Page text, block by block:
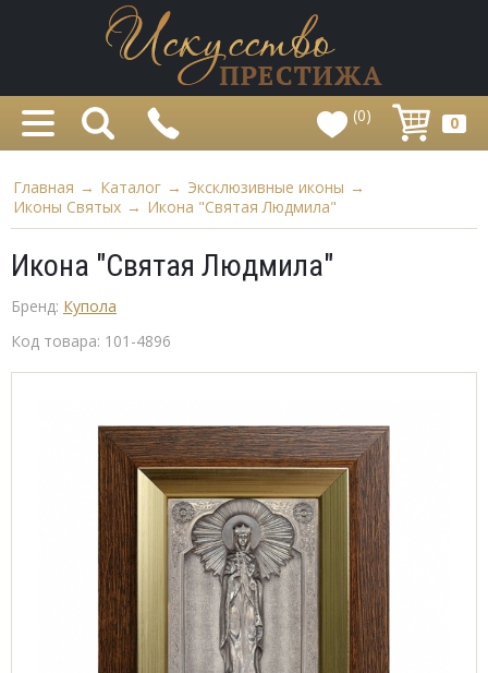
(0) 0
Главная → Каталог → Эксклюзивные иконы →
Иконы Святых → Икона "Святая Людмила"
Икона "Святая Людмила"
Бренд: Купола
Код товара: 101-4896